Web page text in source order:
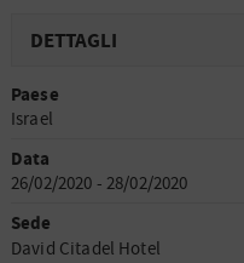
DETTAGLI
Paese
Israel
Data
26/02/2020 - 28/02/2020
Sede
David Citadel Hotel